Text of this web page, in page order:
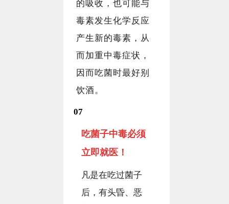
的吸收，也可能与
毒素发生化学反应
产生新的毒素，从
而加重中毒症状，
因而吃菌时最好别
饮酒。
07
吃菌子中毒必须
立即就医！
凡是在吃过菌子
后，有头昏、恶